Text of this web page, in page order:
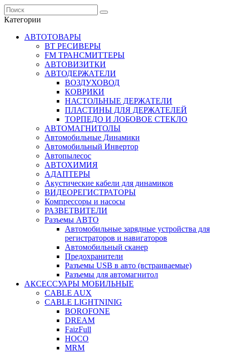
Категории
АВТОТОВАРЫ
BT РЕСИВЕРЫ
FM ТРАНСМИТТЕРЫ
АВТОВИЗИТКИ
АВТОДЕРЖАТЕЛИ
ВОЗДУХОВОД
КОВРИКИ
НАСТОЛЬНЫЕ ДЕРЖАТЕЛИ
ПЛАСТИНЫ ДЛЯ ДЕРЖАТЕЛЕЙ
ТОРПЕДО И ЛОБОВОЕ СТЕКЛО
АВТОМАГНИТОЛЫ
Автомобильные Динамики
Автомобильный Инвертор
Автопылесос
АВТОХИМИЯ
АДАПТЕРЫ
Акустические кабели для динамиков
ВИДЕОРЕГИСТРАТОРЫ
Компрессоры и насосы
РАЗВЕТВИТЕЛИ
Разъемы АВТО
Автомобильные зарядные устройства для
регистраторов и навигаторов
Автомобильный сканер
Предохранители
Разъемы USB в авто (встраиваемые)
Разъемы для автомагнитол
АКСЕССУАРЫ МОБИЛЬНЫЕ
CABLE AUX
CABLE LIGHTNINIG
BOROFONE
DREAM
FaizFull
HOCO
MRM